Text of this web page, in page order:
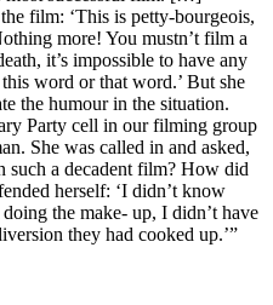
film: ‘This is petty-bourgeois,
more! You mustn’t film a
it’s impossible to have any
word or that word.’ But she
the humour in the situation.
Party cell in our filming group
She was called in and asked,
such a decadent film? How did
herself: ‘I didn’t know
the make- up, I didn’t have
they had cooked up.’”